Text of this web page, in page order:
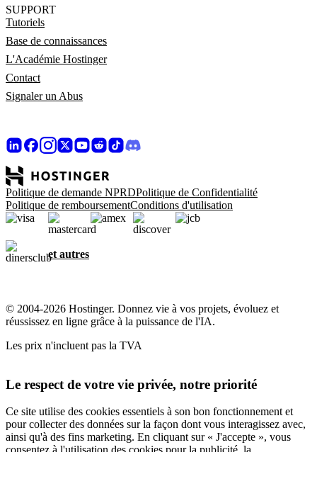
SUPPORT
Tutoriels
Base de connaissances
L'Académie Hostinger
Contact
Signaler un Abus
Politique de demande NPRDPolitique de Confidentialité
Politique de remboursementConditions d'utilisation
et autres
© 2004-2026 Hostinger. Donnez vie à vos projets, évoluez et
réussissez en ligne grâce à la puissance de l'IA.
Les prix n'incluent pas la TVA
Le respect de votre vie privée, notre priorité
Ce site utilise des cookies essentiels à son bon fonctionnement et
pour collecter des données sur la façon dont vous interagissez avec,
ainsi qu'à des fins marketing. En cliquant sur « J'accepte », vous
consentez à l'utilisation des cookies pour la publicité, la